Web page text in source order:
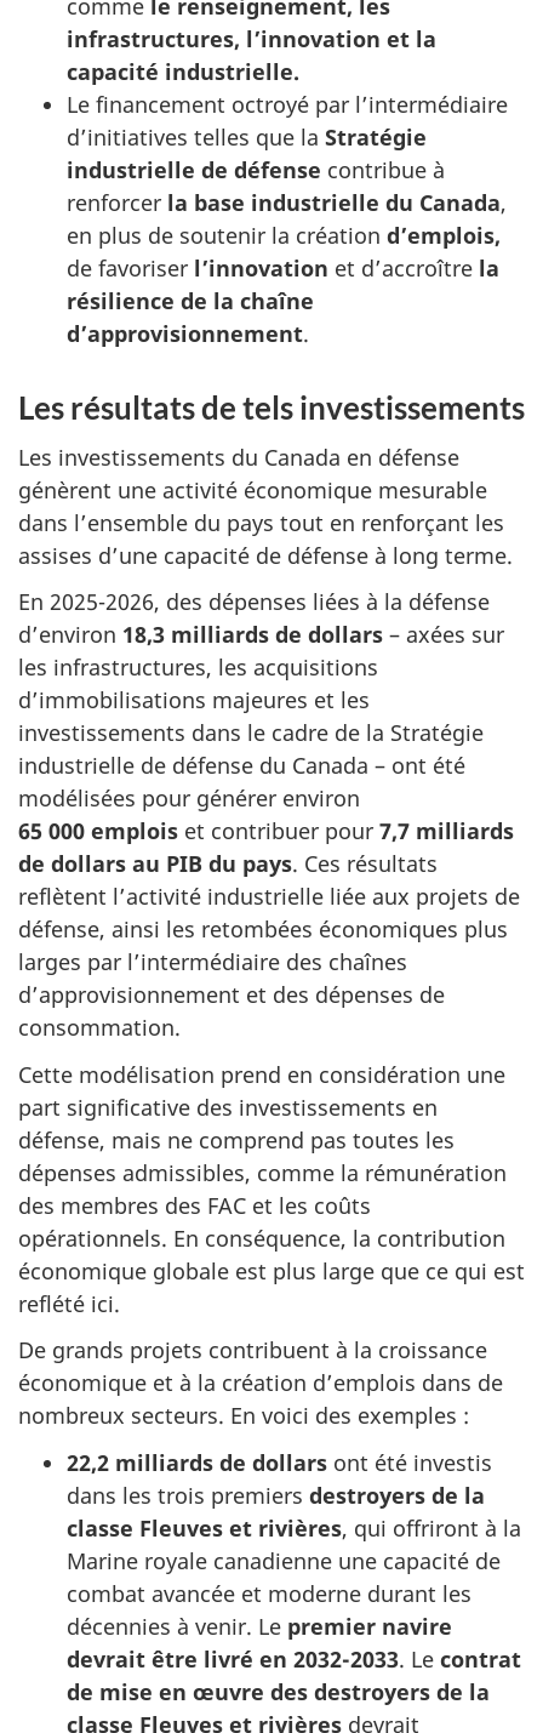
comme le renseignement, les
infrastructures, l’innovation et la
capacité industrielle.
Le financement octroyé par l’intermédiaire
d’initiatives telles que la Stratégie
industrielle de défense contribue à
renforcer la base industrielle du Canada,
en plus de soutenir la création d’emplois,
de favoriser l’innovation et d’accroître la
résilience de la chaîne
d’approvisionnement.
Les résultats de tels investissements
Les investissements du Canada en défense
génèrent une activité économique mesurable
dans l’ensemble du pays tout en renforçant les
assises d’une capacité de défense à long terme.
En 2025-2026, des dépenses liées à la défense
d’environ 18,3 milliards de dollars – axées sur
les infrastructures, les acquisitions
d’immobilisations majeures et les
investissements dans le cadre de la Stratégie
industrielle de défense du Canada – ont été
modélisées pour générer environ
65 000 emplois et contribuer pour 7,7 milliards
de dollars au PIB du pays. Ces résultats
reflètent l’activité industrielle liée aux projets de
défense, ainsi les retombées économiques plus
larges par l’intermédiaire des chaînes
d’approvisionnement et des dépenses de
consommation.
Cette modélisation prend en considération une
part significative des investissements en
défense, mais ne comprend pas toutes les
dépenses admissibles, comme la rémunération
des membres des FAC et les coûts
opérationnels. En conséquence, la contribution
économique globale est plus large que ce qui est
reflété ici.
De grands projets contribuent à la croissance
économique et à la création d’emplois dans de
nombreux secteurs. En voici des exemples :
22,2 milliards de dollars ont été investis
dans les trois premiers destroyers de la
classe Fleuves et rivières, qui offriront à la
Marine royale canadienne une capacité de
combat avancée et moderne durant les
décennies à venir. Le premier navire
devrait être livré en 2032-2033. Le contrat
de mise en œuvre des destroyers de la
classe Fleuves et rivières devrait